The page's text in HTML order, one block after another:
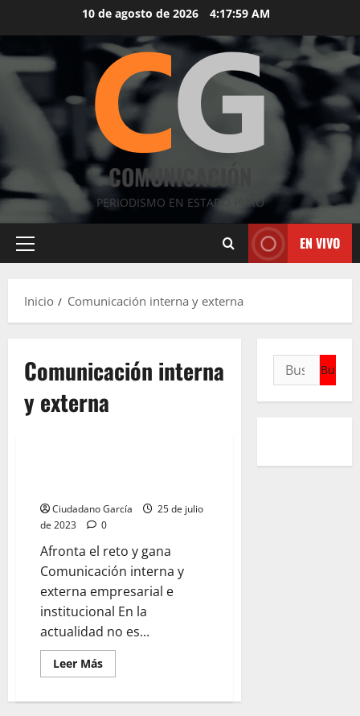
contenido
10 de agosto de 2026 4:17:59 AM
COMUNICACIÓN
PERIODISMO EN ESTADO PURO
Menú
EN VIVO
Inicio Comunicación interna y externa
Comunicación interna
y externa
Ciudadano García
25 de julio
de 2023
0
Afronta el reto y gana
Comunicación interna y
externa empresarial e
institucional En la
actualidad no es...
Leer MásLeer
más
COMUNICACIÓN
Buscar: